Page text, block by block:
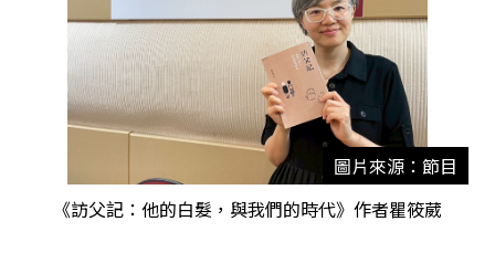
圖片來源：節目
《訪父記：他的白髮，與我們的時代》作者瞿筱葳